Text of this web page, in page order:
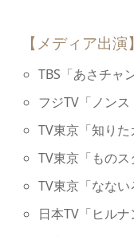
【メディア出演】
TBS「あさチ
フジTV「ノンス
TV東京「知りた
TV東京「ものス
TV東京「なな
⽇本TV「ヒル